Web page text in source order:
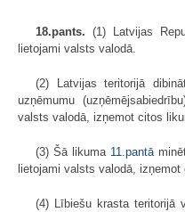
18.pants. (1) Latvijas
lietojami valsts valodā.
(2) Latvijas teritorijā
uzņēmumu
valsts valodā, izņemot citos
(3) Šā likuma 11.pantā
lietojami valsts valodā,
(4) Lībiešu krasta teritorijā